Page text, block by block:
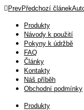
PrevPředchozí článek
Produkty
Návody k použití
Pokyny k údržbě
FAQ
Články
Kontakty
Náš příběh
Obchodní podmínky
Produkty